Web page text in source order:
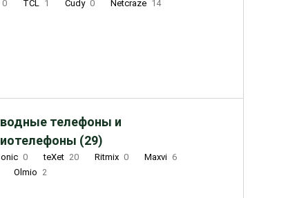
0 TCL 1 Cudy 0 Netcraze 14
телефоны и
(29)
0 teXet 20 Ritmix 0 Maxvi 6
Olmio 2